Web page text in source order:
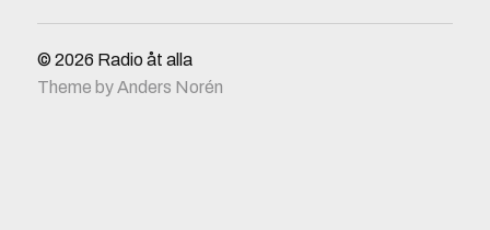
© 2026 Radio åt alla
Theme byAnders Norén